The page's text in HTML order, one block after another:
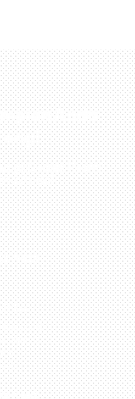
Anda
Dealer Resmi
Anda!
7548
Boulevard
3 Blok h2,
–